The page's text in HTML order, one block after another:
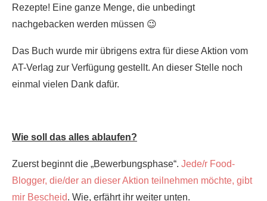
Rezepte! Eine ganze Menge, die unbedingt
nachgebacken werden müssen 😉
Das Buch wurde mir übrigens extra für diese Aktion vom
AT-Verlag zur Verfügung gestellt. An dieser Stelle noch
einmal vielen Dank dafür.
Wie soll das alles ablaufen?
Zuerst beginnt die „Bewerbungsphase“. Jede/r Food-
Blogger, die/der an dieser Aktion teilnehmen möchte, gibt
mir Bescheid. Wie, erfährt ihr weiter unten.